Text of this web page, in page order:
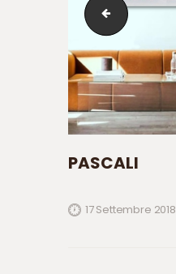
BORSA 1
PASCALI
17 Settembre 2018